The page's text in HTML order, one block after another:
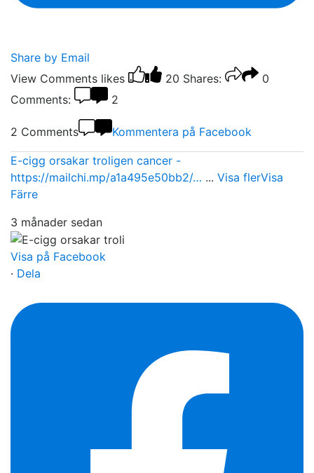
Share by Email
View Comments likes 20 Shares:
0
Comments:
2
2 Comments Kommentera på Facebook
E-cigg orsakar troligen cancer -
https://mailchi.mp/a1a495e50bb2/… ... Visa flerVisa
Färre
3 månader sedan
Visa på Facebook
· Dela